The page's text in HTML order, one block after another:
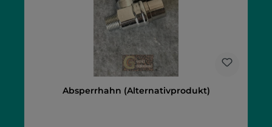
Absperrhahn (Alternativprodukt)